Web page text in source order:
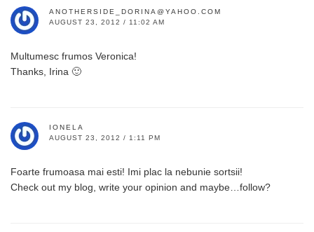
ANOTHERSIDE_DORINA@YAHOO.COM
AUGUST 23, 2012 / 11:02 AM
Multumesc frumos Veronica!
Thanks, Irina 🙂
IONELA
AUGUST 23, 2012 / 1:11 PM
Foarte frumoasa mai esti! Imi plac la nebunie sortsii!
Check out my blog, write your opinion and maybe…follow?